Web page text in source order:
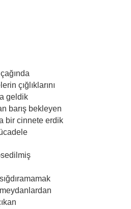
çığlıklarını
geldik
barış bekleyen
bir cinnete erdik
meydanlardan